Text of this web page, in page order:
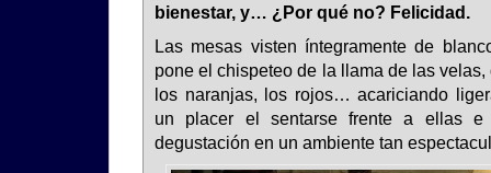
bienestar, y… ¿Por qué no? Felicidad.
Las mesas visten íntegramente de
pone el chispeteo de la llama de las
los naranjas, los rojos… acariciando
un placer el sentarse frente a ellas e
degustación en un ambiente tan